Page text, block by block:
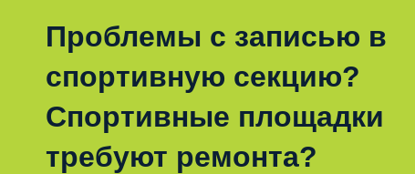
Проблемы с записью в
спортивную секцию?
Спортивные площадки
требуют ремонта?